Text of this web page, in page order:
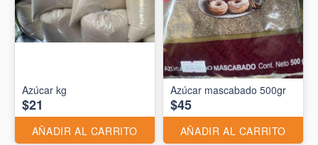
Azúcar kg
$21
AÑADIR AL CARRITO
Azúcar mascabado 500gr
$45
AÑADIR AL CARRITO